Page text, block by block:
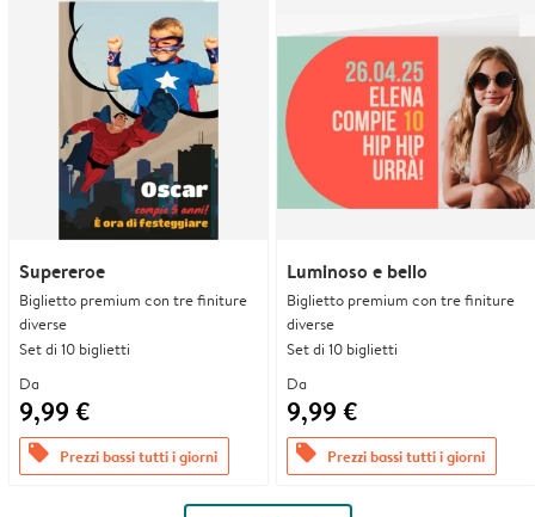
Supereroe
Biglietto premium con tre finiture
diverse
Set di 10 biglietti
Da
9,99 €
offers Prezzi bassi tutti i giorni
Luminoso e bello
Biglietto premium con tre finiture
diverse
Set di 10 biglietti
Da
9,99 €
offers Prezzi bassi tutti i giorni